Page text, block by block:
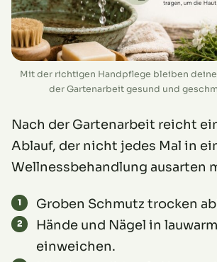
Mit der richtigen Handpflege bleiben deine
der Gartenarbeit gesund und
Nach der Gartenarbeit reicht
Ablauf, der nicht jedes Mal in
Wellnessbehandlung ausarten
Groben Schmutz trocken
Hände und Nägel in
einweichen.